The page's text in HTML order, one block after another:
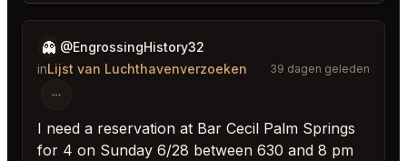
👻 @EngrossingHistory32
inLijst van Luchthavenverzoeken 39 dagen geleden
I need a reservation at Bar Cecil Palm Springs
for 4 on Sunday 6/28 between 630 and 8 pm